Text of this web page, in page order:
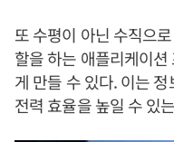
또 수평이 아닌 수직으
할을 하는 애플리케이
게 만들 수 있다. 이는
전력 효율을 높일 수 있